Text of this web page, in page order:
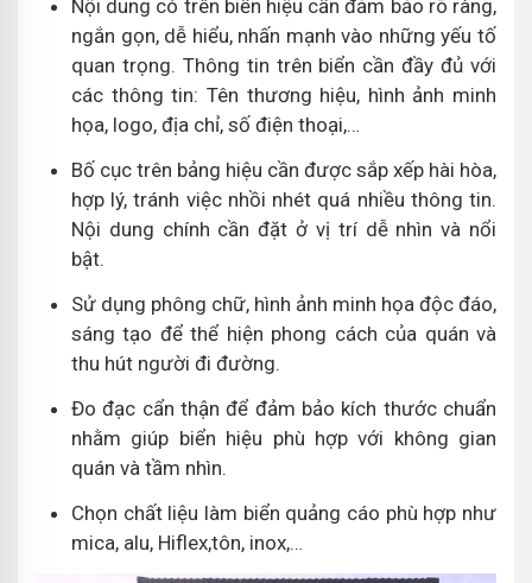
Nội dung có trên biển hiệu cần đảm bảo rõ ràng,
ngắn gọn, dễ hiểu, nhấn mạnh vào những yếu tố
quan trọng. Thông tin trên biển cần đầy đủ với
các thông tin: Tên thương hiệu, hình ảnh minh
họa, logo, địa chỉ, số điện thoại,…
Bố cục trên bảng hiệu cần được sắp xếp hài hòa,
hợp lý, tránh việc nhồi nhét quá nhiều thông tin.
Nội dung chính cần đặt ở vị trí dễ nhìn và nổi
bật.
Sử dụng phông chữ, hình ảnh minh họa độc đáo,
sáng tạo để thể hiện phong cách của quán và
thu hút người đi đường.
Đo đạc cẩn thận để đảm bảo kích thước chuẩn
nhằm giúp biển hiệu phù hợp với không gian
quán và tầm nhìn.
Chọn chất liệu làm biển quảng cáo phù hợp như
mica, alu, Hiflex,tôn, inox,…